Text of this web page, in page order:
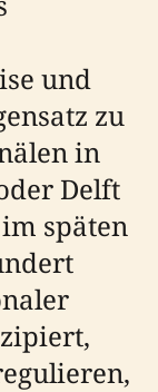
und
zu
in
Delft
späten